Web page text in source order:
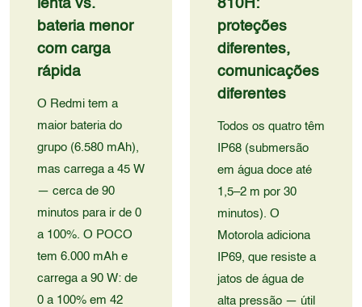
lenta vs.
bateria menor
com carga
rápida
O Redmi tem a
maior bateria do
grupo (6.580 mAh),
mas carrega a 45 W
— cerca de 90
minutos para ir de 0
a 100%. O POCO
tem 6.000 mAh e
carrega a 90 W: de
0 a 100% em 42
810H:
proteções
diferentes,
comunicações
diferentes
Todos os quatro têm
IP68 (submersão
em água doce até
1,5–2 m por 30
minutos). O
Motorola adiciona
IP69, que resiste a
jatos de água de
alta pressão — útil